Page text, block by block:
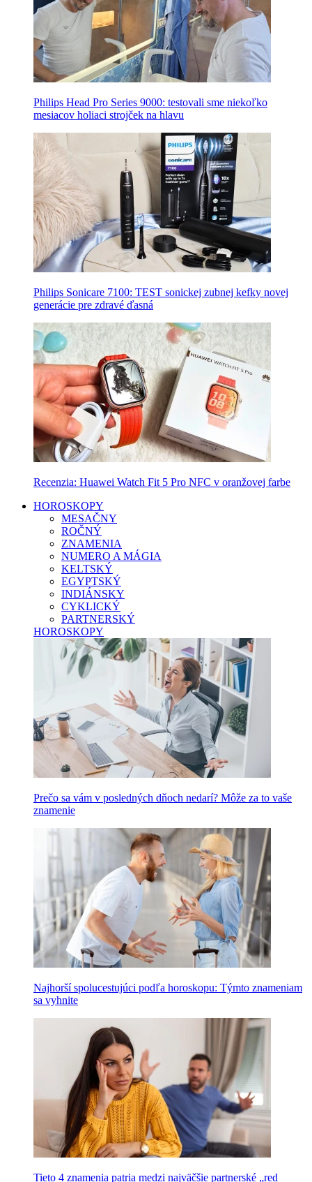
Philips Head Pro Series 9000: testovali sme niekoľko
mesiacov holiaci strojček na hlavu
Philips Sonicare 7100: TEST sonickej zubnej kefky novej
generácie pre zdravé ďasná
Recenzia: Huawei Watch Fit 5 Pro NFC v oranžovej farbe
HOROSKOPY
MESAČNY
ROČNÝ
ZNAMENIA
NUMERO A MÁGIA
KELTSKÝ
EGYPTSKÝ
INDIÁNSKY
CYKLICKÝ
PARTNERSKÝ
HOROSKOPY
Prečo sa vám v posledných dňoch nedarí? Môže za to vaše
znamenie
Najhorší spolucestujúci podľa horoskopu: Týmto znameniam
sa vyhnite
Tieto 4 znamenia patria medzi najväčšie partnerské „red